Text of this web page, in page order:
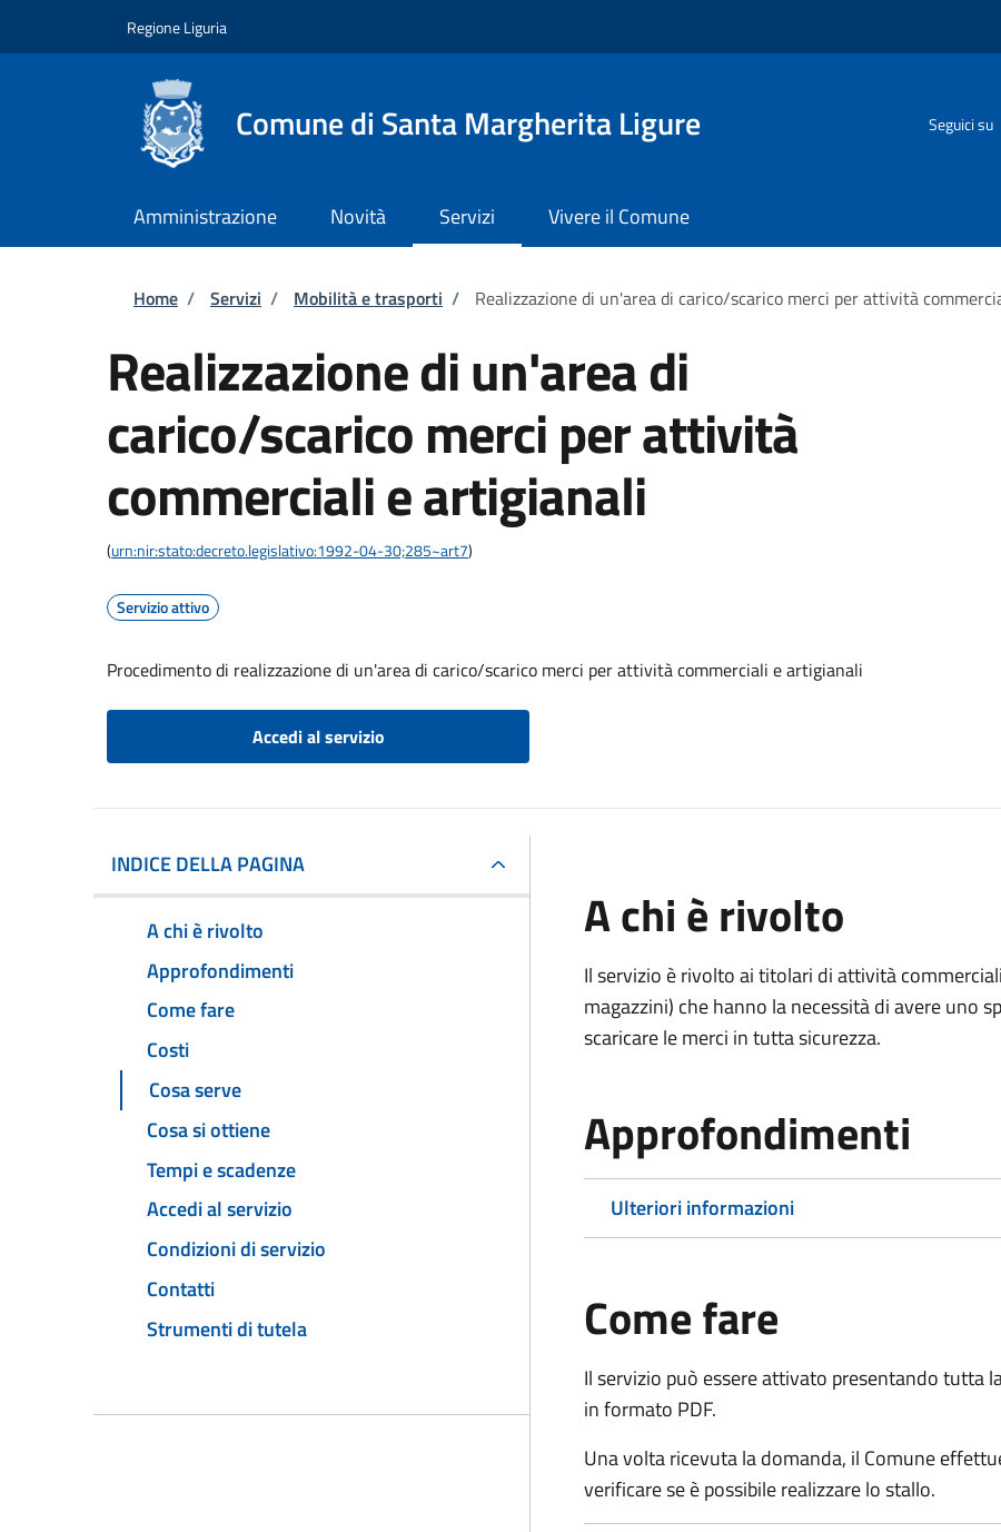
Regione Liguria
Comune di Santa Margherita Ligure Seguici su
Amministrazione Novità Servizi Vivere il Comune
Briciole di pane
Home / Servizi / Mobilità e trasporti / Realizzazione di un'area di carico/scarico merci per attività
Realizzazione di un'area di
carico/scarico merci per attività
commerciali e artigianali
(urn:nir:stato:decreto.legislativo:1992-04-30;285~art7)
Servizio attivo
Procedimento di realizzazione di un'area di carico/scarico merci per attività commerciali e artigianali
Accedi al servizio
INDICE DELLA PAGINA
A chi è rivolto
Approfondimenti
Come fare
Costi
Cosa serve
Cosa si ottiene
Tempi e scadenze
Accedi al servizio
Condizioni di servizio
Contatti
Strumenti di tutela
A chi è rivolto
Il servizio è rivolto ai titolari di attività
magazzini) che hanno la necessità di avere uno
scaricare le merci in tutta sicurezza.
Approfondimenti
Ulteriori informazioni
Come fare
Il servizio può essere attivato presentando tutta
in formato PDF.
Una volta ricevuta la domanda, il Comune
verificare se è possibile realizzare lo stallo.